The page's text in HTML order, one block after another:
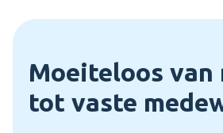
Moeiteloos van
tot vaste